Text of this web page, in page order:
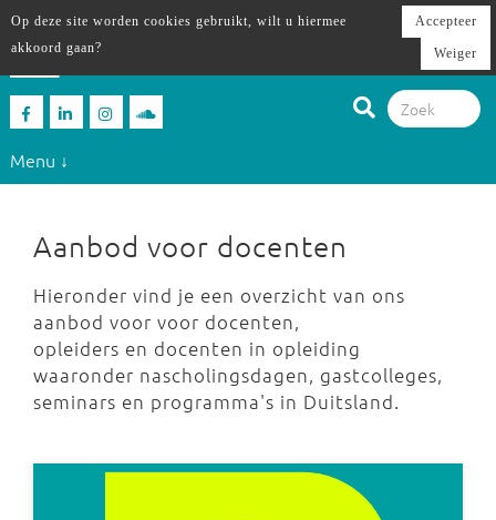
Menu ↓
Aanbod voor docenten
Hieronder vind je een overzicht van ons
aanbod voor voor docenten,
opleiders en docenten in opleiding
waaronder nascholingsdagen, gastcolleges,
seminars en programma's in Duitsland.
Op deze site worden cookies gebruikt, wilt u hiermee
akkoord gaan?
Accepteer
Weiger